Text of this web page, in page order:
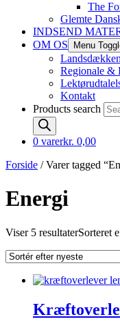
The
Glemte
INDSEND
OM OS
Menu
Regionale &
Kontakt
Products search
0 varerkr. 0,00
Forside / Varer tagged
Energi
Viser 5 resultaterSorteret